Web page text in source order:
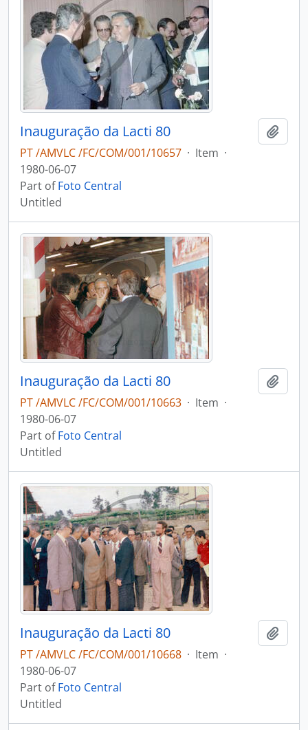
Inauguração da Lacti 80
PT /AMVLC /FC/COM/001/10657 · Item ·
1980-06-07
Part ofFoto Central
Untitled
Inauguração da Lacti 80
PT /AMVLC /FC/COM/001/10663 · Item ·
1980-06-07
Part ofFoto Central
Untitled
Inauguração da Lacti 80
PT /AMVLC /FC/COM/001/10668 · Item ·
1980-06-07
Part ofFoto Central
Untitled